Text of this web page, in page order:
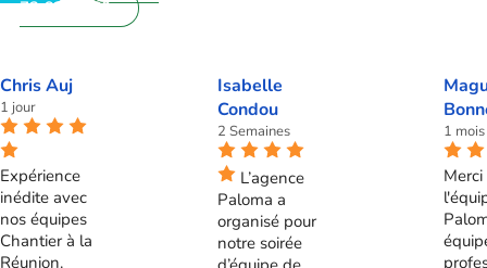
72 62 28 60
Chris Auj
1 jour
Expérience
inédite avec
nos équipes
Chantier à la
Réunion.
Isabelle
Condou
2 Semaines
L’agence
Paloma a
organisé pour
notre soirée
1 mois